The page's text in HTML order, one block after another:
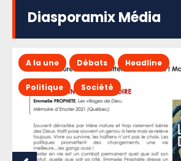
Diasporamix Média
A la une Débats
Politique